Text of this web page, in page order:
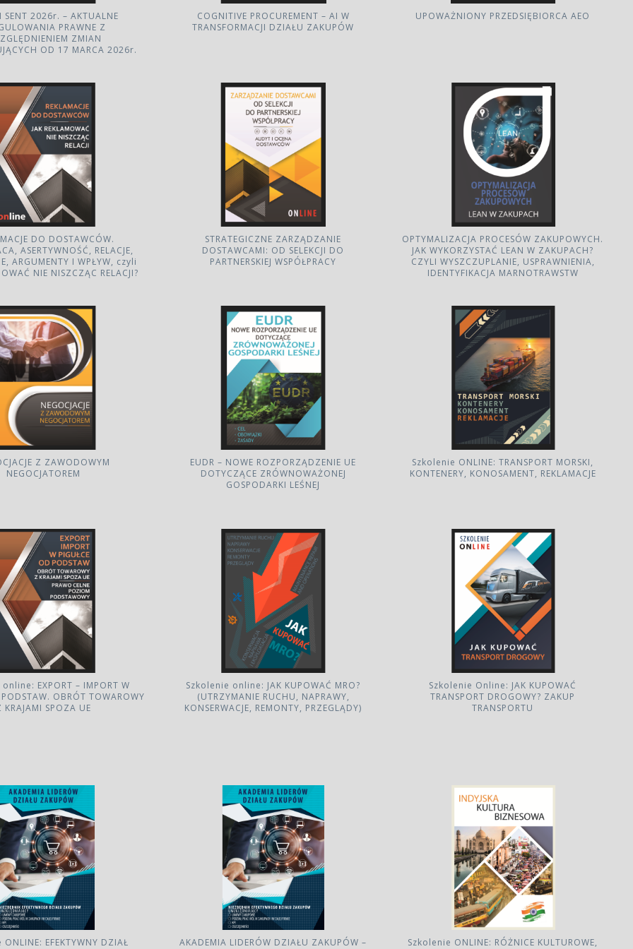
SENT 2026r. – AKTUALNE
PRAWNE Z
ZMIAN
OD 17 MARCA 2026r.
COGNITIVE PROCUREMENT – AI W
TRANSFORMACJI DZIAŁU ZAKUPÓW
UPOWAŻNIONY PRZEDSIĘBIORCA AEO
DO DOSTAWCÓW.
ASERTYWNOŚĆ, RELACJE,
ARGUMENTY I WPŁYW, czyli
NIE NISZCZĄC RELACJI?
STRATEGICZNE ZARZĄDZANIE
DOSTAWCAMI: OD SELEKCJI DO
PARTNERSKIEJ WSPÓŁPRACY
OPTYMALIZACJA PROCESÓW ZAKUPOWYCH.
JAK WYKORZYSTAĆ LEAN W ZAKUPACH?
CZYLI WYSZCZUPLANIE, USPRAWNIENIA,
IDENTYFIKACJA MARNOTRAWSTW
Z ZAWODOWYM
NEGOCJATOREM
EUDR – NOWE ROZPORZĄDZENIE UE
DOTYCZĄCE ZRÓWNOWAŻONEJ
GOSPODARKI LEŚNEJ
Szkolenie ONLINE: TRANSPORT MORSKI,
KONTENERY, KONOSAMENT, REKLAMACJE
EXPORT – IMPORT W
OBRÓT TOWAROWY
KRAJAMI SPOZA UE
Szkolenie online: JAK KUPOWAĆ MRO?
(UTRZYMANIE RUCHU, NAPRAWY,
KONSERWACJE, REMONTY, PRZEGLĄDY)
Szkolenie Online: JAK KUPOWAĆ
TRANSPORT DROGOWY? ZAKUP
TRANSPORTU
EFEKTYWNY DZIAŁ
AKADEMIA LIDERÓW DZIAŁU ZAKUPÓW –
Szkolenie ONLINE: RÓŻNICE KULTUROWE,